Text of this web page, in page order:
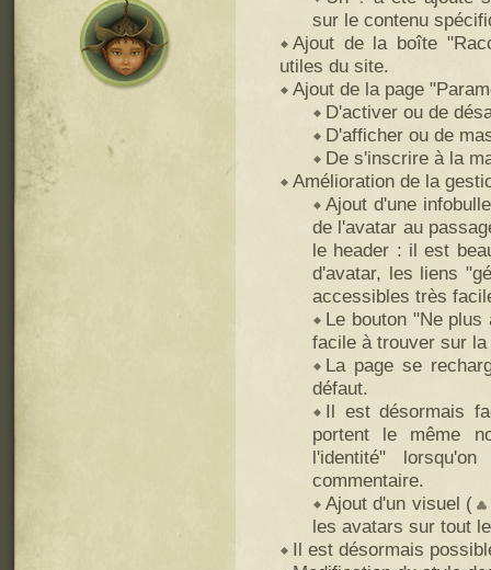
sur le contenu
Ajout de la boîte
utiles du site.
Ajout de la page
D'activer ou de
D'afficher ou de
De s'inscrire à la
Amélioration de la
Ajout d'une
de l'avatar au
le header : il est
d'avatar, les liens
accessibles très
Le bouton "Ne
facile à trouver sur
La page se
défaut.
Il est désormais
portent le même
l'identité"
commentaire.
Ajout d'un visuel (
les avatars sur tout
Il est désormais